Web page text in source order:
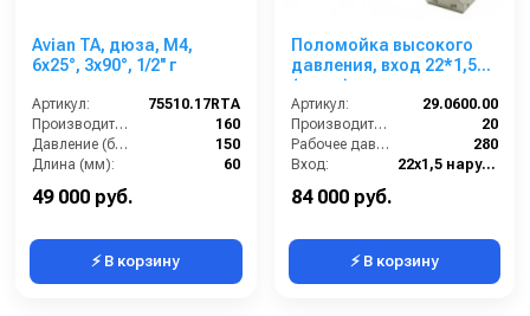
Avian TA, дюза, M4,
6x25°, 3x90°, 1/2'' г
Артикул:
75510.17RTA
Производительность (л/мин):
160
Давление (бар):
150
Длина (мм):
60
49 000 руб.
⚡ В корзину
Поломойка высокого
давления, вход 22*1,5ш.
(нерж.)
Артикул:
29.0600.00
Производительность (л/мин):
20
Рабочее давление (бар):
280
Вход:
22х1,5 наружняя резьба
84 000 руб.
⚡ В корзину